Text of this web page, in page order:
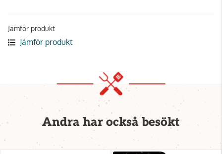
Jämför produkt
Jämför produkt
Andra har också besökt